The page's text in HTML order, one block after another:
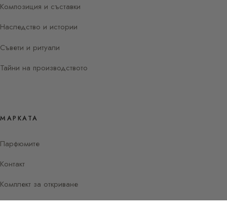
Композиция и съставки
Наследство и истории
Съвети и ритуали
Тайни на производството
МАРКАТА
Парфюмите
Контакт
Комплект за откриване